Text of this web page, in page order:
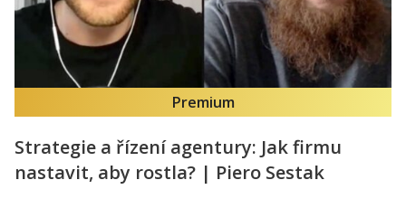
Premium
Strategie a řízení agentury: Jak firmu
nastavit, aby rostla? | Piero Sestak